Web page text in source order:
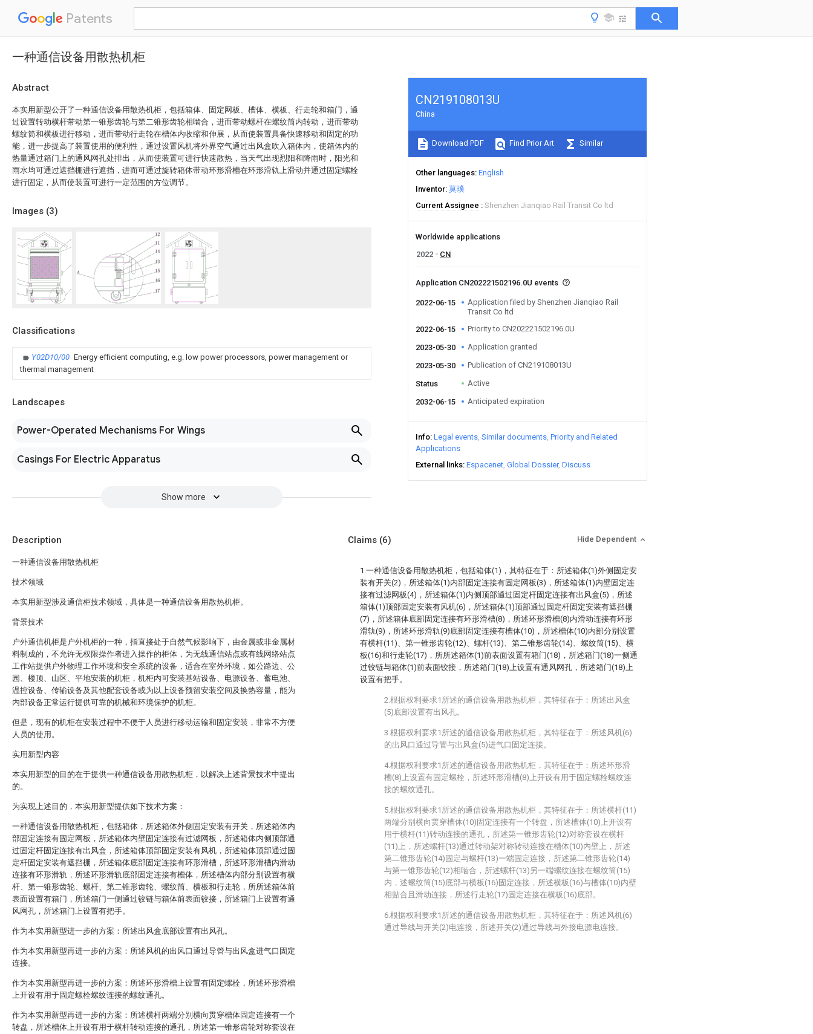
Patents
一种通信设备用散热机柜
Abstract
本实用新型公开了一种通信设备用散热机柜，包括箱体、固定网板、槽体、横板、行走轮和箱门，通
过设置转动横杆带动第一锥形齿轮与第二锥形齿轮相啮合，进而带动螺杆在螺纹筒内转动，进而带动
螺纹筒和横板进行移动，进而带动行走轮在槽体内收缩和伸展，从而使装置具备快速移动和固定的功
能，进一步提高了装置使用的便利性，通过设置风机将外界空气通过出风盒吹入箱体内，使箱体内的
热量通过箱门上的通风网孔处排出，从而使装置可进行快速散热，当天气出现烈阳和降雨时，阳光和
雨水均可通过遮挡棚进行遮挡，进而可通过旋转箱体带动环形滑槽在环形滑轨上滑动并通过固定螺栓
进行固定，从而使装置可进行一定范围的方位调节。
Images (3)
Classifications
Y02D10/00 Energy efficient computing, e.g. low power processors, power management or
thermal management
Landscapes
Power-Operated Mechanisms For Wings
Casings For Electric Apparatus
Show more
CN219108013U
China
Download PDF Find Prior Art Similar
Other languages English
Inventor 莫璞
Current Assignee
Shenzhen Jianqiao Rail Transit Co ltd
Worldwide applications
2022
CN
Application CN202221502196.0U events
2022-06-15
Application filed by Shenzhen Jianqiao Rail
Transit Co ltd
2022-06-15
Priority to CN202221502196.0U
2023-05-30 Application granted
2023-05-30 Publication of CN219108013U
Status Active
2032-06-15 Anticipated expiration
Info Legal events Similar documents Priority and Related
Applications
External links Espacenet Global Dossier Discuss
Description
一种通信设备用散热机柜
技术领域
本实用新型涉及通信柜技术领域，具体是一种通信设备用散热机柜。
背景技术
户外通信机柜是户外机柜的一种，指直接处于自然气候影响下，由金属或非金属材
料制成的，不允许无权限操作者进入操作的柜体，为无线通信站点或有线网络站点
工作站提供户外物理工作环境和安全系统的设备，适合在室外环境，如公路边、公
园、楼顶、山区、平地安装的机柜，机柜内可安装基站设备、电源设备、蓄电池、
温控设备、传输设备及其他配套设备或为以上设备预留安装空间及换热容量，能为
内部设备正常运行提供可靠的机械和环境保护的机柜。
但是，现有的机柜在安装过程中不便于人员进行移动运输和固定安装，非常不方便
人员的使用。
实用新型内容
本实用新型的目的在于提供一种通信设备用散热机柜，以解决上述背景技术中提出
的。
为实现上述目的，本实用新型提供如下技术方案：
一种通信设备用散热机柜，包括箱体，所述箱体外侧固定安装有开关，所述箱体内
部固定连接有固定网板，所述箱体内壁固定连接有过滤网板，所述箱体内侧顶部通
过固定杆固定连接有出风盒，所述箱体顶部固定安装有风机，所述箱体顶部通过固
定杆固定安装有遮挡棚，所述箱体底部固定连接有环形滑槽，所述环形滑槽内滑动
连接有环形滑轨，所述环形滑轨底部固定连接有槽体，所述槽体内部分别设置有横
杆、第一锥形齿轮、螺杆、第二锥形齿轮、螺纹筒、横板和行走轮，所所述箱体前
表面设置有箱门，所述箱门一侧通过铰链与箱体前表面铰接，所述箱门上设置有通
风网孔，所述箱门上设置有把手。
作为本实用新型进一步的方案：所述出风盒底部设置有出风孔。
作为本实用新型再进一步的方案：所述风机的出风口通过导管与出风盒进气口固定
连接。
作为本实用新型再进一步的方案：所述环形滑槽上设置有固定螺栓，所述环形滑槽
上开设有用于固定螺栓螺纹连接的螺纹通孔。
作为本实用新型再进一步的方案：所述横杆两端分别横向贯穿槽体固定连接有一个
转盘，所述槽体上开设有用于横杆转动连接的通孔，所述第一锥形齿轮对称套设在
Claims (6) Hide Dependent
1.一种通信设备用散热机柜，包括箱体(1)，其特征在于：所述箱体(1)外侧固定安
装有开关(2)，所述箱体(1)内部固定连接有固定网板(3)，所述箱体(1)内壁固定连
接有过滤网板(4)，所述箱体(1)内侧顶部通过固定杆固定连接有出风盒(5)，所述
箱体(1)顶部固定安装有风机(6)，所述箱体(1)顶部通过固定杆固定安装有遮挡棚
(7)，所述箱体底部固定连接有环形滑槽(8)，所述环形滑槽(8)内滑动连接有环形
滑轨(9)，所述环形滑轨(9)底部固定连接有槽体(10)，所述槽体(10)内部分别设置
有横杆(11)、第一锥形齿轮(12)、螺杆(13)、第二锥形齿轮(14)、螺纹筒(15)、横
板(16)和行走轮(17)，所所述箱体(1)前表面设置有箱门(18)，所述箱门(18)一侧通
过铰链与箱体(1)前表面铰接，所述箱门(18)上设置有通风网孔，所述箱门(18)上
设置有把手。
2.根据权利要求1所述的通信设备用散热机柜，其特征在于：所述出风盒
(5)底部设置有出风孔。
3.根据权利要求1所述的通信设备用散热机柜，其特征在于：所述风机(6)
的出风口通过导管与出风盒(5)进气口固定连接。
4.根据权利要求1所述的通信设备用散热机柜，其特征在于：所述环形滑
槽(8)上设置有固定螺栓，所述环形滑槽(8)上开设有用于固定螺栓螺纹连
接的螺纹通孔。
5.根据权利要求1所述的通信设备用散热机柜，其特征在于：所述横杆(11)
两端分别横向贯穿槽体(10)固定连接有一个转盘，所述槽体(10)上开设有
用于横杆(11)转动连接的通孔，所述第一锥形齿轮(12)对称套设在横杆
(11)上，所述螺杆(13)通过转动架对称转动连接在槽体(10)内壁上，所述
第二锥形齿轮(14)固定与螺杆(13)一端固定连接，所述第二锥形齿轮(14)
与第一锥形齿轮(12)相啮合，所述螺杆(13)另一端螺纹连接在螺纹筒(15)
内，述螺纹筒(15)底部与横板(16)固定连接，所述横板(16)与槽体(10)内壁
相贴合且滑动连接，所述行走轮(17)固定连接在横板(16)底部。
6.根据权利要求1所述的通信设备用散热机柜，其特征在于：所述风机(6)
通过导线与开关(2)电连接，所述开关(2)通过导线与外接电源电连接。